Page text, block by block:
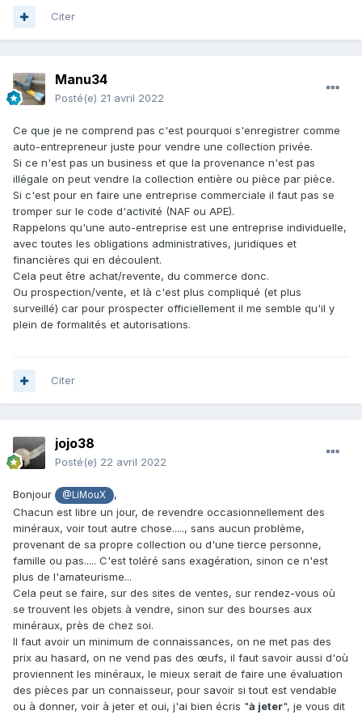
Citer
Manu34
Posté(e) 21 avril 2022
Ce que je ne comprend pas c'est pourquoi s'enregistrer comme
auto-entrepreneur juste pour vendre une collection privée.
Si ce n'est pas un business et que la provenance n'est pas
illégale on peut vendre la collection entière ou pièce par pièce.
Si c'est pour en faire une entreprise commerciale il faut pas se
tromper sur le code d'activité (NAF ou APE).
Rappelons qu'une auto-entreprise est une entreprise individuelle,
avec toutes les obligations administratives, juridiques et
financières qui en découlent.
Cela peut être achat/revente, du commerce donc.
Ou prospection/vente, et là c'est plus compliqué (et plus
surveillé) car pour prospecter officiellement il me semble qu'il y
plein de formalités et autorisations.
Citer
jojo38
Posté(e) 22 avril 2022
Bonjour @LiMouX
,
Chacun est libre un jour, de revendre occasionnellement des
minéraux, voir tout autre chose....., sans aucun problème,
provenant de sa propre collection ou d'une tierce personne,
famille ou pas..... C'est toléré sans exagération, sinon ce n'est
plus de l'amateurisme...
Cela peut se faire, sur des sites de ventes, sur rendez-vous où
se trouvent les objets à vendre, sinon sur des bourses aux
minéraux, près de chez soi.
Il faut avoir un minimum de connaissances, on ne met pas des
prix au hasard, on ne vend pas des œufs, il faut savoir aussi d'où
proviennent les minéraux, le mieux serait de faire une évaluation
des pièces par un connaisseur, pour savoir si tout est vendable
ou à donner, voir à jeter et oui, j'ai bien écris "à jeter", je vous dit